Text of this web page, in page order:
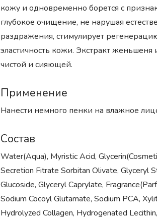
кожу и одновременно борется с
глубокое очищение, не нарушая
раздражения, стимулирует
эластичность кожи. Экстракт женьшеня
чистой и сияющей.
Применение
Нанести немного пенки на влажное
Состав
Water(Aqua), Myristic Acid,
Secretion Fitrate Sorbitan Olivate, Glyceryl
Glucoside, Glyceryl Caprylate,
Sodium Cocoyl Glutamate, Sodium PCA,
Hydrolyzed Collagen, Hydrogenated